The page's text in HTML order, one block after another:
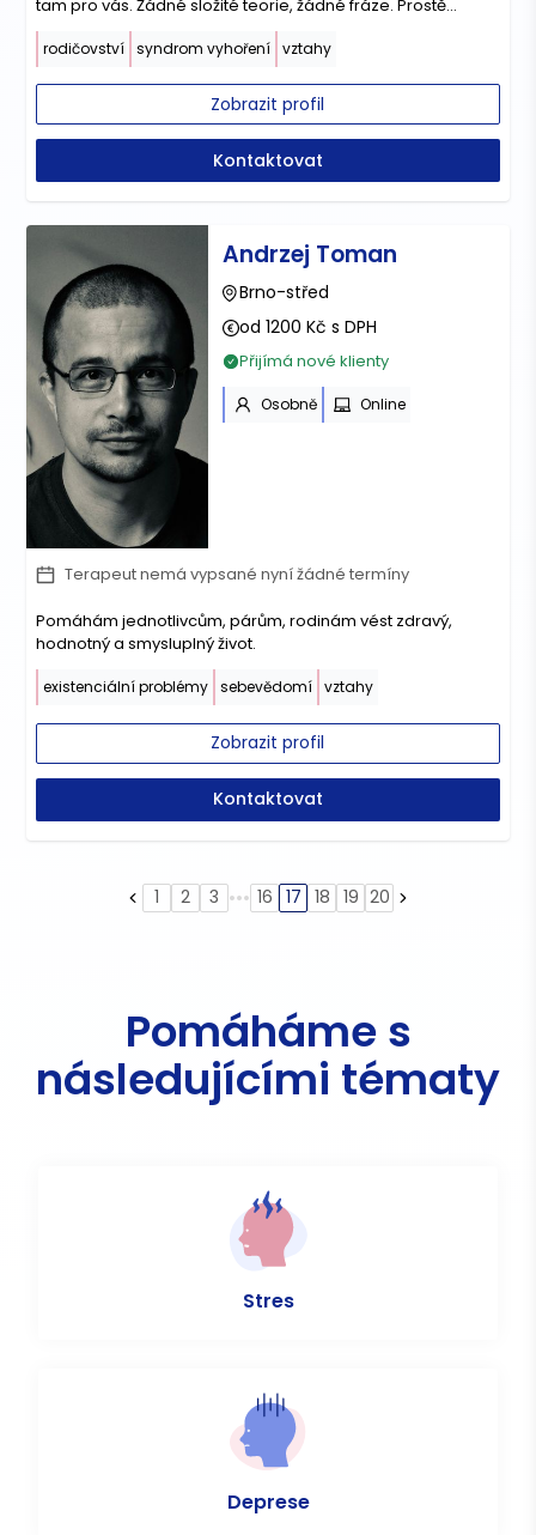
tam pro vás. Žádné složité teorie, žádné fráze. Prostě
opravdový rozhovor o tom, na čem vám záleží.
rodičovství syndrom vyhoření vztahy
Zobrazit profil
Kontaktovat
Andrzej Toman
Brno-střed
od 1200 Kč s DPH
Přijímá nové klienty
Osobně Online
Terapeut nemá vypsané nyní žádné termíny
Pomáhám jednotlivcům, párům, rodinám vést zdravý,
hodnotný a smysluplný život.
existenciální problémy sebevědomí vztahy
Zobrazit profil
Kontaktovat
1 2 3 ••• 16 17 18 19 20
Pomáháme s
následujícími tématy
Stres
Deprese